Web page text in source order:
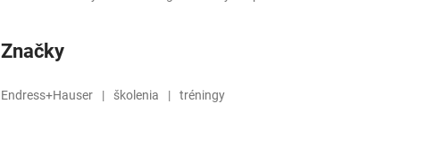
Značky
Endress+Hauser školenia tréningy